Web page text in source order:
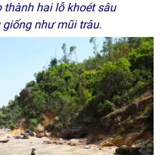
thành hai lỗ khoét sâu
như mũi trâu.